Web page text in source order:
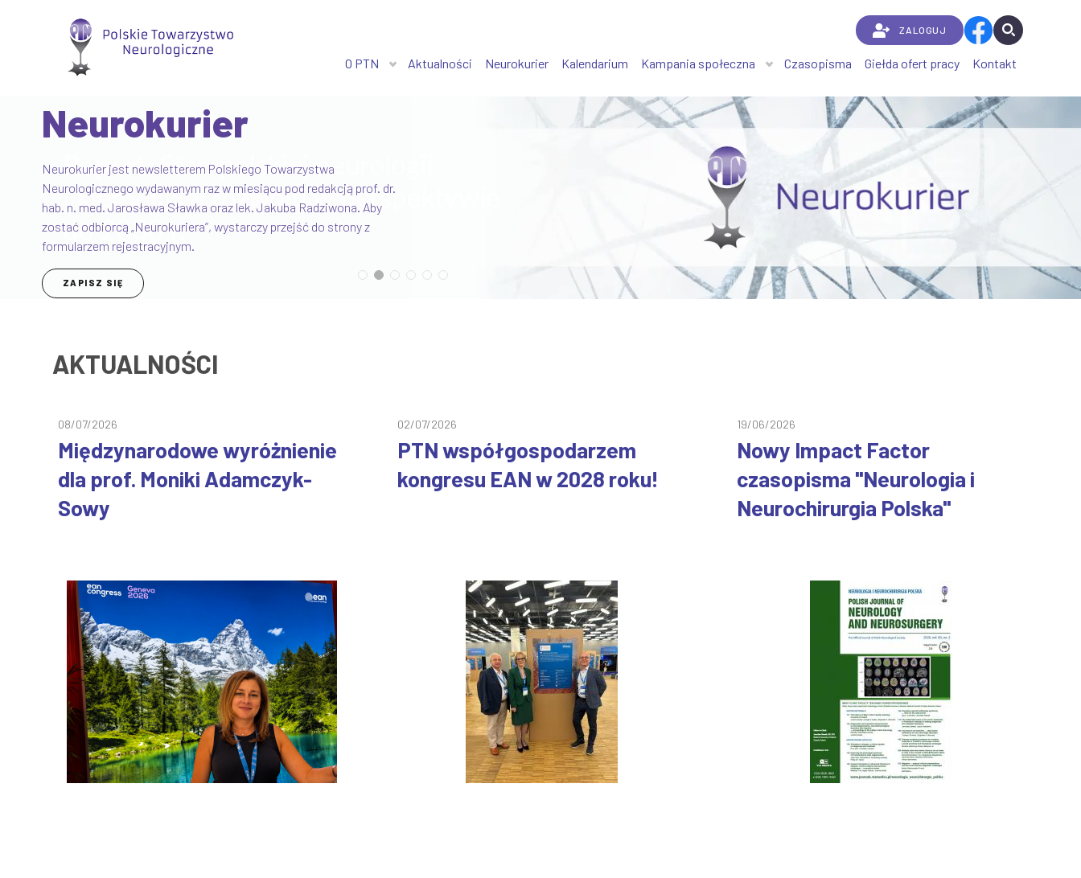
ZALOGUJ
O PTN Aktualności Neurokurier Kalendarium Kampania społeczna Czasopisma Giełda ofert pracy Kontakt
Neurokurier
Neurokurier jest newsletterem Polskiego Towarzystwa
Neurologicznego wydawanym raz w miesiącu pod redakcją prof. dr.
hab. n. med. Jarosława Sławka oraz lek. Jakuba Radziwona. Aby
zostać odbiorcą „Neurokuriera”, wystarczy przejść do strony z
formularzem rejestracyjnym.
ZAPISZ SIĘ
Neuroedu.pl
Serwis edukacyjny Polskiego Towarzystwa Neurologicznego,
którego głównym zadaniem jest prowadzenie działalności
edukacyjnej kierowanej zarówno do lekarzy, jak i pacjentów.
AKTUALNOŚCI
08/07/2026
Międzynarodowe wyróżnienie
dla prof. Moniki Adamczyk-
Sowy
02/07/2026
PTN współgospodarzem
kongresu EAN w 2028 roku!
19/06/2026
Nowy Impact Factor
czasopisma "Neurologia i
Neurochirurgia Polska"